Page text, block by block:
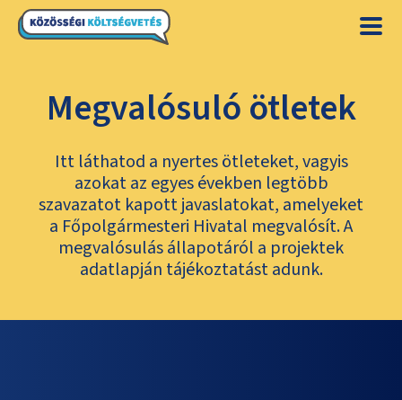
Megvalósuló ötletek
Itt láthatod a nyertes ötleteket, vagyis
azokat az egyes években legtöbb
szavazatot kapott javaslatokat, amelyeket
a Főpolgármesteri Hivatal megvalósít. A
megvalósulás állapotáról a projektek
adatlapján tájékoztatást adunk.